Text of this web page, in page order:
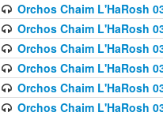
Orchos Chaim L'HaRosh
Orchos Chaim L'HaRosh
Orchos Chaim L'HaRosh
Orchos Chaim L'HaRosh
Orchos Chaim L'HaRosh
Orchos Chaim L'HaRosh